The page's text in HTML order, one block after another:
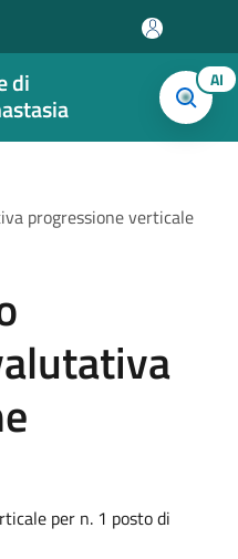
di AI
progressione verticale
per n. 1 posto di